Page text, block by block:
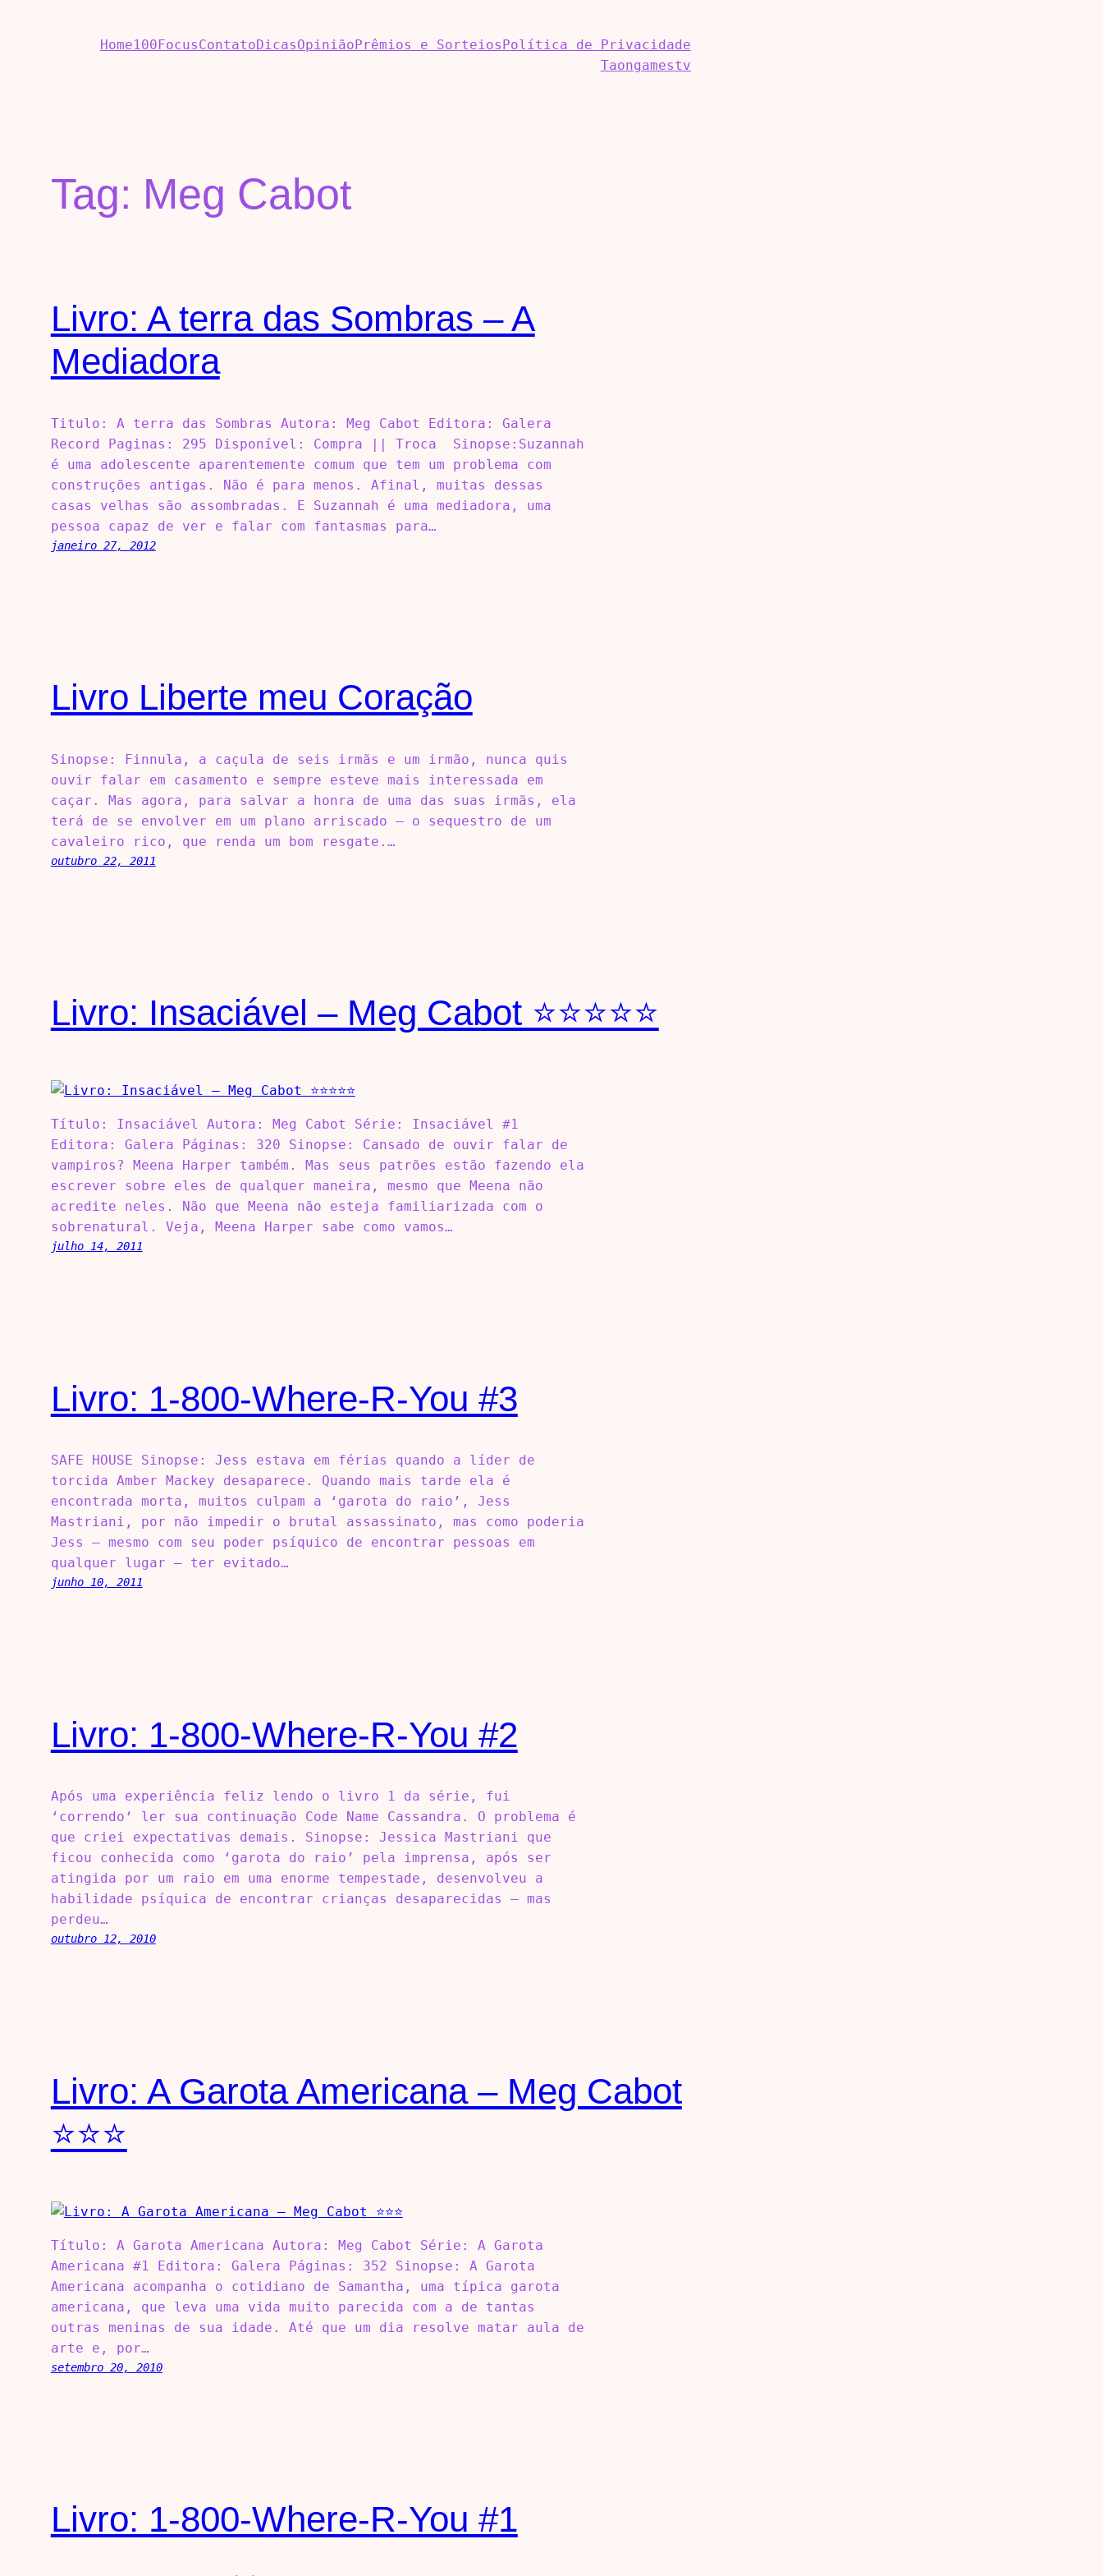
Home100FocusContatoDicasOpinião Prêmios e Sorteios Política de Privacidade
Taongamestv
Tag: Meg Cabot
Livro: A terra das Sombras – A
Mediadora
Titulo: A terra das Sombras Autora: Meg Cabot Editora: Galera
Record Paginas: 295 Disponível: Compra || Troca Sinopse:Suzannah
é uma adolescente aparentemente comum que tem um problema com
construções antigas. Não é para menos. Afinal, muitas dessas
casas velhas são assombradas. E Suzannah é uma mediadora, uma
pessoa capaz de ver e falar com fantasmas para…
janeiro 27, 2012
Livro Liberte meu Coração
Sinopse: Finnula, a caçula de seis irmãs e um irmão, nunca quis
ouvir falar em casamento e sempre esteve mais interessada em
caçar. Mas agora, para salvar a honra de uma das suas irmãs, ela
terá de se envolver em um plano arriscado – o sequestro de um
cavaleiro rico, que renda um bom resgate.…
outubro 22, 2011
Livro: Insaciável – Meg Cabot ⭐⭐⭐⭐⭐
Título: Insaciável Autora: Meg Cabot Série: Insaciável #1
Editora: Galera Páginas: 320 Sinopse: Cansado de ouvir falar de
vampiros? Meena Harper também. Mas seus patrões estão fazendo ela
escrever sobre eles de qualquer maneira, mesmo que Meena não
acredite neles. Não que Meena não esteja familiarizada com o
sobrenatural. Veja, Meena Harper sabe como vamos…
julho 14, 2011
Livro: 1-800-Where-R-You #3
SAFE HOUSE Sinopse: Jess estava em férias quando a líder de
torcida Amber Mackey desaparece. Quando mais tarde ela é
encontrada morta, muitos culpam a ‘garota do raio’, Jess
Mastriani, por não impedir o brutal assassinato, mas como poderia
Jess – mesmo com seu poder psíquico de encontrar pessoas em
qualquer lugar – ter evitado…
junho 10, 2011
Livro: 1-800-Where-R-You #2
Após uma experiência feliz lendo o livro 1 da série, fui
‘correndo‘ ler sua continuação Code Name Cassandra. O problema é
que criei expectativas demais. Sinopse: Jessica Mastriani que
ficou conhecida como ‘garota do raio’ pela imprensa, após ser
atingida por um raio em uma enorme tempestade, desenvolveu a
habilidade psíquica de encontrar crianças desaparecidas – mas
perdeu…
outubro 12, 2010
Livro: A Garota Americana – Meg Cabot
⭐⭐⭐
Título: A Garota Americana Autora: Meg Cabot Série: A Garota
Americana #1 Editora: Galera Páginas: 352 Sinopse: A Garota
Americana acompanha o cotidiano de Samantha, uma típica garota
americana, que leva uma vida muito parecida com a de tantas
outras meninas de sua idade. Até que um dia resolve matar aula de
arte e, por…
setembro 20, 2010
Livro: 1-800-Where-R-You #1